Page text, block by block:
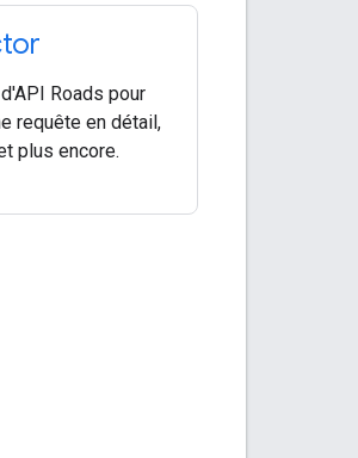
Roads pour
requête en détail,
plus encore.